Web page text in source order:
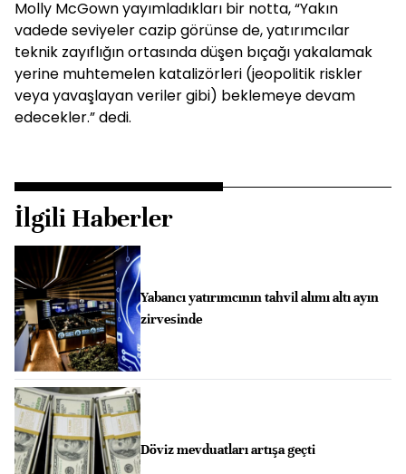
Molly McGown yayımladıkları bir notta, “Yakın
vadede seviyeler cazip görünse de, yatırımcılar
teknik zayıflığın ortasında düşen bıçağı yakalamak
yerine muhtemelen katalizörleri (jeopolitik riskler
veya yavaşlayan veriler gibi) beklemeye devam
edecekler.” dedi.
İlgili Haberler
Yabancı yatırımcının tahvil alımı altı ayın
zirvesinde
Döviz mevduatları artışa geçti